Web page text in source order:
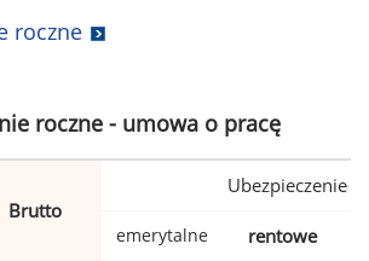
roczne
roczne - umowa o pracę
Brutto
Ubezpieczenie
emerytalne rentowe